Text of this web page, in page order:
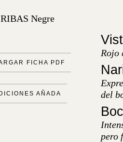
FICHA PDF
AÑADA
Rojo
del
pero